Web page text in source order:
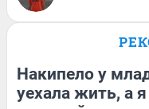
Накипело у
уехала жить, а